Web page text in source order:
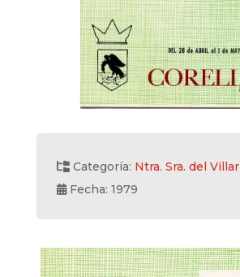
Categoría: Ntra. Sra. del Villar
Fecha: 1979